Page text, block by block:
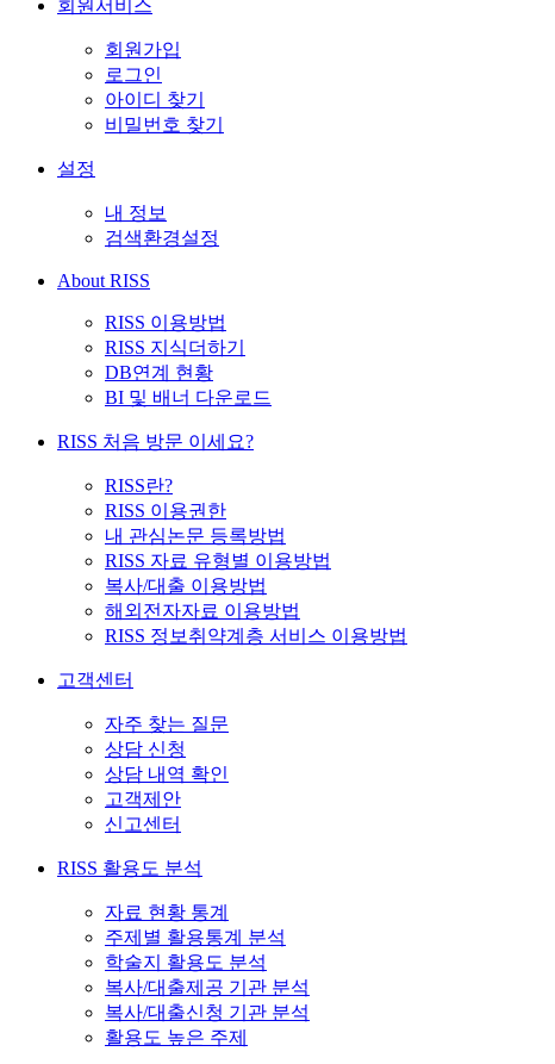
회원서비스
회원가입
로그인
아이디 찾기
비밀번호 찾기
설정
내 정보
검색환경설정
About RISS
RISS 이용방법
RISS 지식더하기
DB연계 현황
BI 및 배너 다운로드
RISS 처음 방문 이세요?
RISS란?
RISS 이용권한
내 관심논문 등록방법
RISS 자료 유형별 이용방법
복사/대출 이용방법
해외전자자료 이용방법
RISS 정보취약계층 서비스 이용방법
고객센터
자주 찾는 질문
상담 신청
상담 내역 확인
고객제안
신고센터
RISS 활용도 분석
자료 현황 통계
주제별 활용통계 분석
학술지 활용도 분석
복사/대출제공 기관 분석
복사/대출신청 기관 분석
활용도 높은 주제